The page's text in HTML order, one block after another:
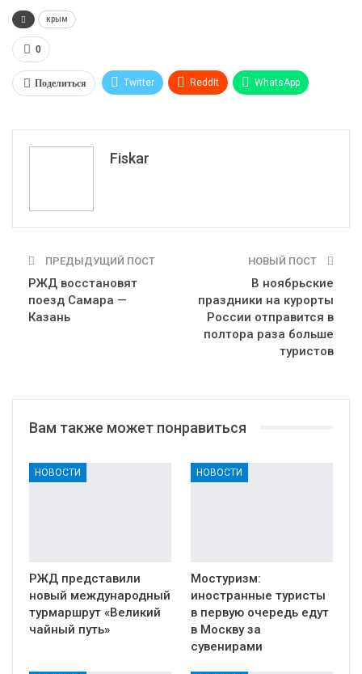
крым
0
Поделиться Twitter ReddIt WhatsApp
Fiskar
ПРЕДЫДУЩИЙ ПОСТ
РЖД восстановят
поезд Самара —
Казань
НОВЫЙ ПОСТ
В ноябрьские
праздники на курорты
России отправится в
полтора раза больше
туристов
Вам также может понравиться
НОВОСТИ
РЖД представили
новый международный
турмаршрут «Великий
чайный путь»
НОВОСТИ
Мостуризм:
иностранные туристы
в первую очередь едут
в Москву за
сувенирами